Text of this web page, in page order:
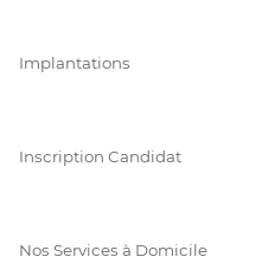
Implantations
Inscription Candidat
Nos Services à Domicile